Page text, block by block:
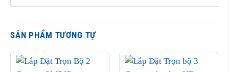
SẢN PHẨM TƯƠNG TỰ